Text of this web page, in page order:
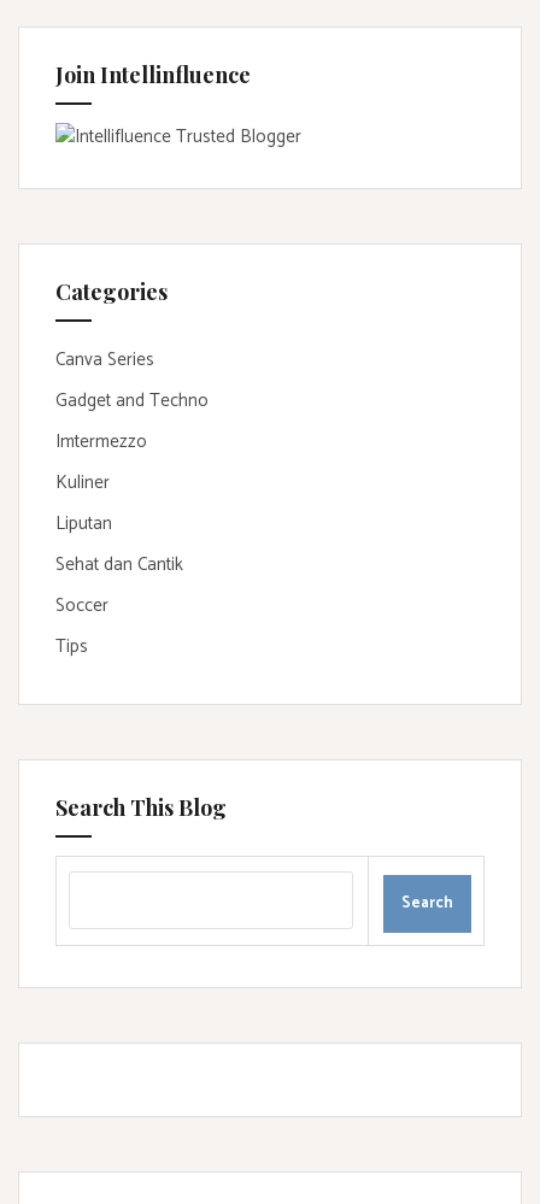
Join Intellinfluence
Categories
Canva Series
Gadget and Techno
Imtermezzo
Kuliner
Liputan
Sehat dan Cantik
Soccer
Tips
Search This Blog